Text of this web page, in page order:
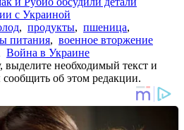
с Украиной
, продукты, пшеница,
питания, военное вторжение
Война в Украине
необходимый текст и
об этом редакции.